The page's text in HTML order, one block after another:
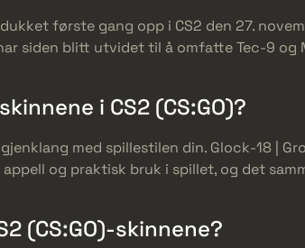
første gang opp i CS2 den 27.
siden blitt utvidet til å omfatte Tec-9 og
i CS2 (CS:GO)?
gjenklang med spillestilen din. Glock-18 |
og praktisk bruk i spillet, og det
(CS:GO)-skinnene?